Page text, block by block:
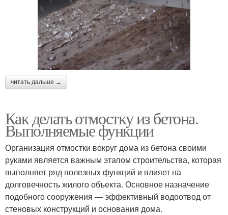
читать дальше →
Как делать отмостку из бетона.
Выполняемые функции
Организация отмостки вокруг дома из бетона своими
руками является важным этапом строительства, которая
выполняет ряд полезных функций и влияет на
долговечность жилого объекта. Основное назначение
подобного сооружения — эффективный водоотвод от
стеновых конструкций и основания дома.